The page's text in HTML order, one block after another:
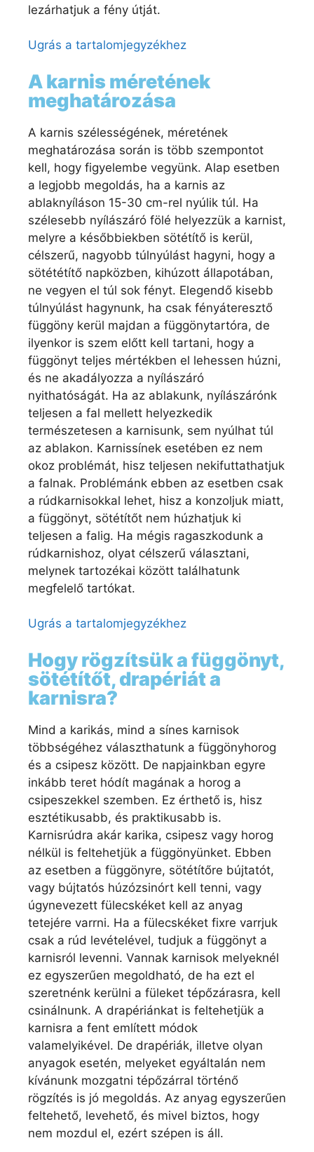
lezárhatjuk a fény útját.
Ugrás a tartalomjegyzékhez
A karnis méretének
meghatározása
A karnis szélességének, méretének
meghatározása során is több szempontot
kell, hogy figyelembe vegyünk. Alap esetben
a legjobb megoldás, ha a karnis az
ablaknyíláson 15-30 cm-rel nyúlik túl. Ha
szélesebb nyílászáró fölé helyezzük a karnist,
melyre a későbbiekben sötétítő is kerül,
célszerű, nagyobb túlnyúlást hagyni, hogy a
sötététítő napközben, kihúzott állapotában,
ne vegyen el túl sok fényt. Elegendő kisebb
túlnyúlást hagynunk, ha csak fényáteresztő
függöny kerül majdan a függönytartóra, de
ilyenkor is szem előtt kell tartani, hogy a
függönyt teljes mértékben el lehessen húzni,
és ne akadályozza a nyílászáró
nyithatóságát. Ha az ablakunk, nyílászárónk
teljesen a fal mellett helyezkedik
természetesen a karnisunk, sem nyúlhat túl
az ablakon. Karnissínek esetében ez nem
okoz problémát, hisz teljesen nekifuttathatjuk
a falnak. Problémánk ebben az esetben csak
a rúdkarnisokkal lehet, hisz a konzoljuk miatt,
a függönyt, sötétítőt nem húzhatjuk ki
teljesen a falig. Ha mégis ragaszkodunk a
rúdkarnishoz, olyat célszerű választani,
melynek tartozékai között találhatunk
megfelelő tartókat.
Ugrás a tartalomjegyzékhez
Hogy rögzítsük a függönyt,
sötétítőt, drapériát a
karnisra?
Mind a karikás, mind a sínes karnisok
többségéhez választhatunk a függönyhorog
és a csipesz között. De napjainkban egyre
inkább teret hódít magának a horog a
csipeszekkel szemben. Ez érthető is, hisz
esztétikusabb, és praktikusabb is.
Karnisrúdra akár karika, csipesz vagy horog
nélkül is feltehetjük a függönyünket. Ebben
az esetben a függönyre, sötétítőre bújtatót,
vagy bújtatós húzózsinórt kell tenni, vagy
úgynevezett fülecskéket kell az anyag
tetejére varrni. Ha a fülecskéket fixre varrjuk
csak a rúd levételével, tudjuk a függönyt a
karnisról levenni. Vannak karnisok melyeknél
ez egyszerűen megoldható, de ha ezt el
szeretnénk kerülni a füleket tépőzárasra, kell
csinálnunk. A drapériánkat is feltehetjük a
karnisra a fent említett módok
valamelyikével. De drapériák, illetve olyan
anyagok esetén, melyeket egyáltalán nem
kívánunk mozgatni tépőzárral történő
rögzítés is jó megoldás. Az anyag egyszerűen
feltehető, levehető, és mivel biztos, hogy
nem mozdul el, ezért szépen is áll.